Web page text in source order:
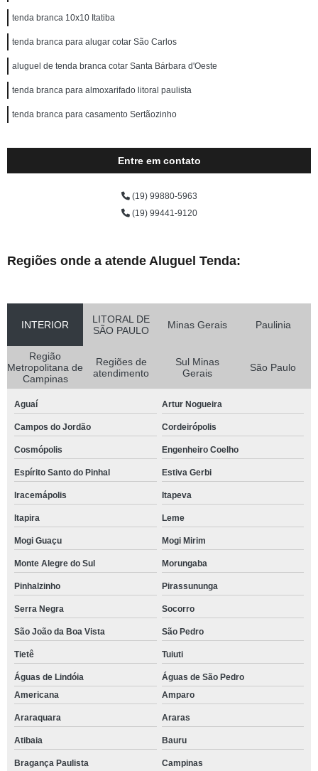
tenda branca 10x10 Itatiba
tenda branca para alugar cotar São Carlos
aluguel de tenda branca cotar Santa Bárbara d'Oeste
tenda branca para almoxarifado litoral paulista
tenda branca para casamento Sertãozinho
Entre em contato
(19) 99880-5963
(19) 99441-9120
Regiões onde a atende Aluguel Tenda:
INTERIOR
LITORAL DE
SÃO PAULO
Minas Gerais Paulinia
Região
Metropolitana de
Campinas
Regiões de
atendimento
Sul Minas
Gerais
São Paulo
Aguaí Artur Nogueira
Campos do Jordão Cordeirópolis
Cosmópolis Engenheiro Coelho
Espírito Santo do Pinhal Estiva Gerbi
Iracemápolis Itapeva
Itapira Leme
Mogi Guaçu Mogi Mirim
Monte Alegre do Sul Morungaba
Pinhalzinho Pirassununga
Serra Negra Socorro
São João da Boa Vista São Pedro
Tietê Tuiuti
Águas de Lindóia
Águas de São Pedro
Americana
Amparo
Araraquara Araras
Atibaia Bauru
Bragança Paulista Campinas